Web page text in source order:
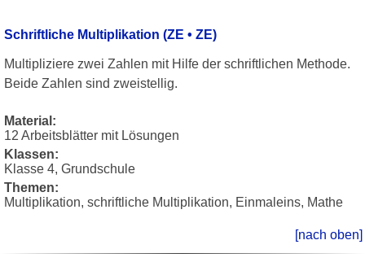
Schriftliche Multiplikation (ZE • ZE)
Multipliziere zwei Zahlen mit Hilfe der schriftlichen Methode.
Beide Zahlen sind zweistellig.
Material:
12 Arbeitsblätter mit Lösungen
Klassen:
Klasse 4, Grundschule
Themen:
Multiplikation, schriftliche Multiplikation, Einmaleins, Mathe
[nach oben]